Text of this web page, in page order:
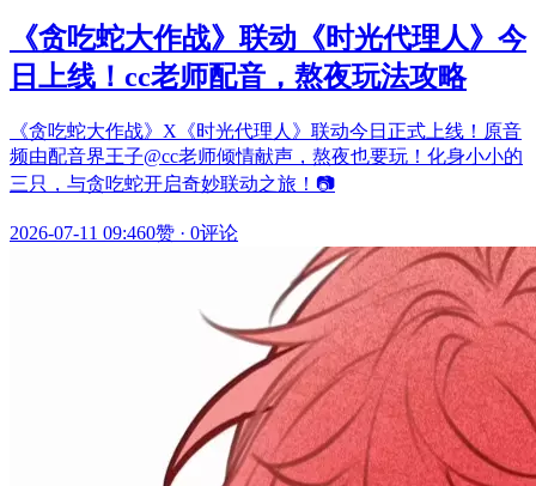
《贪吃蛇大作战》联动《时光代理人》今
日上线！cc老师配音，熬夜玩法攻略
《贪吃蛇大作战》X《时光代理人》联动今日正式上线！原音
频由配音界王子@cc老师倾情献声，熬夜也要玩！化身小小的
三只，与贪吃蛇开启奇妙联动之旅！📷
2026-07-11 09:460赞 · 0评论